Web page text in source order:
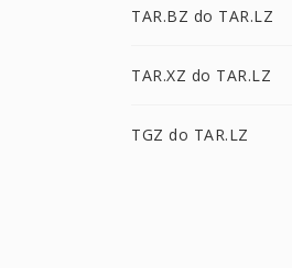
TAR.BZ do TAR.LZ
TAR.XZ do TAR.LZ
TGZ do TAR.LZ